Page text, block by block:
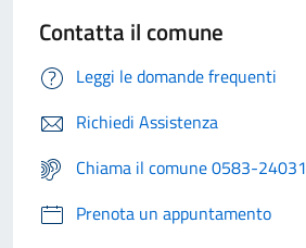
Contatta il comune
Leggi le domande frequenti
Richiedi Assistenza
Chiama il comune 0583-24031
Prenota un appuntamento